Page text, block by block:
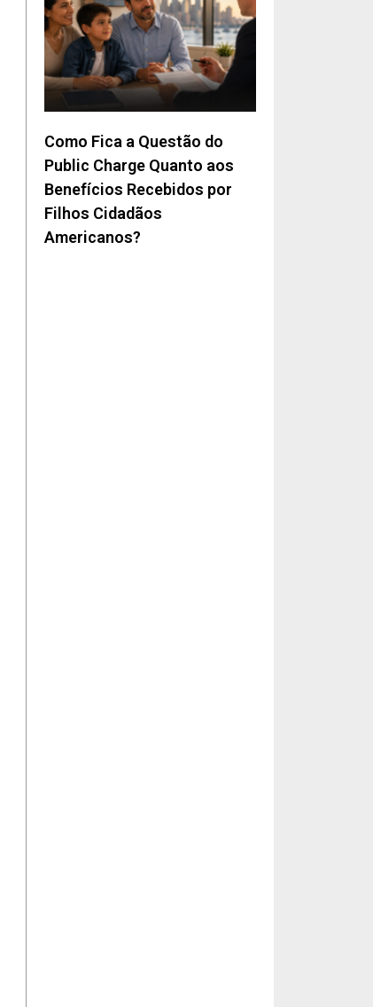
Como Fica a Questão do
Public Charge Quanto aos
Benefícios Recebidos por
Filhos Cidadãos
Americanos?